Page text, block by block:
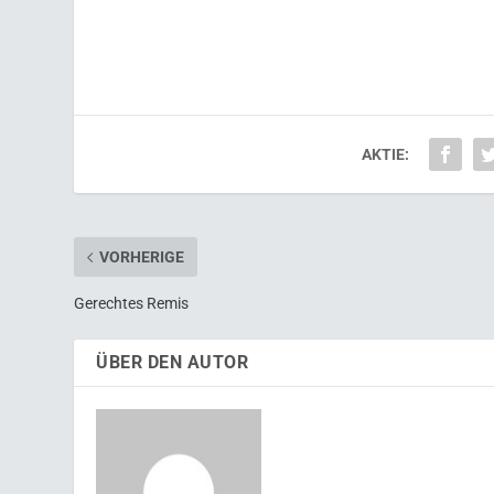
AKTIE:
VORHERIGE
Gerechtes Remis
ÜBER DEN AUTOR